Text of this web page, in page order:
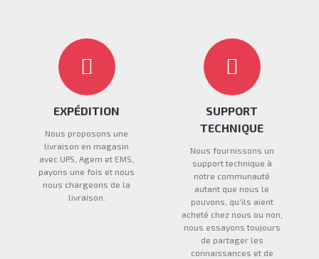
EXPÉDITION
Nous proposons une
livraison en magasin
avec UPS, Agem et EMS,
payons une fois et nous
nous chargeons de la
livraison.
SUPPORT
TECHNIQUE
Nous fournissons un
support technique à
notre communauté
autant que nous le
pouvons, qu'ils aient
acheté chez nous ou non,
nous essayons toujours
de partager les
connaissances et de